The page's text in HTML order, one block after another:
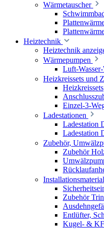
Wärmetauscher
Heiztechnik
Heiztechnik
Wärmepumpen
Luft-
Heizkreissets und
Heizkreissets
Einzel-3-
Ladestationen
Ladestation
Ladestation
Zubehör,
Zubehör
Zubehör
Entlüfter,
Kugel- &